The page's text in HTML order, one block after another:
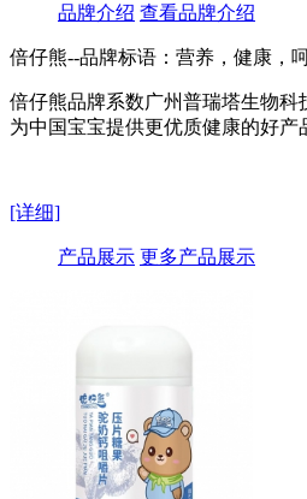
品牌介绍 查看品牌介绍
倍仔熊--品牌标语： 营养，健康，
倍仔熊品牌系数广州普瑞塔生物
为中国宝宝提供更优质健康的好产
[详细]
产品展示 更多产品展示